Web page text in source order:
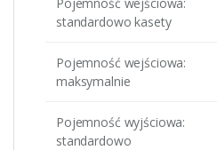
standardowo kasety
Pojemność wejściowa:
maksymalnie
Pojemność wyjściowa:
standardowo